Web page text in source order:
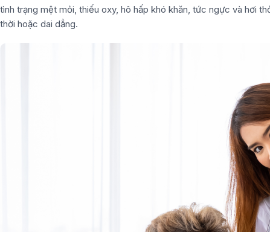
tình trạng mệt mỏi, thiếu oxy, hô hấp khó khăn, tức ngực và hơi
thời hoặc dai dẳng.